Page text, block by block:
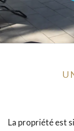
La propriété est